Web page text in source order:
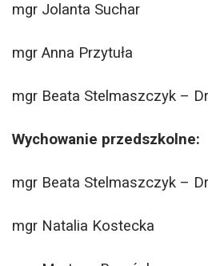
mgr Jolanta Suchar
mgr Anna Przytuła
mgr Beata Stelmaszczyk –
Wychowanie przedszkolne:
mgr Beata Stelmaszczyk –
mgr Natalia Kostecka